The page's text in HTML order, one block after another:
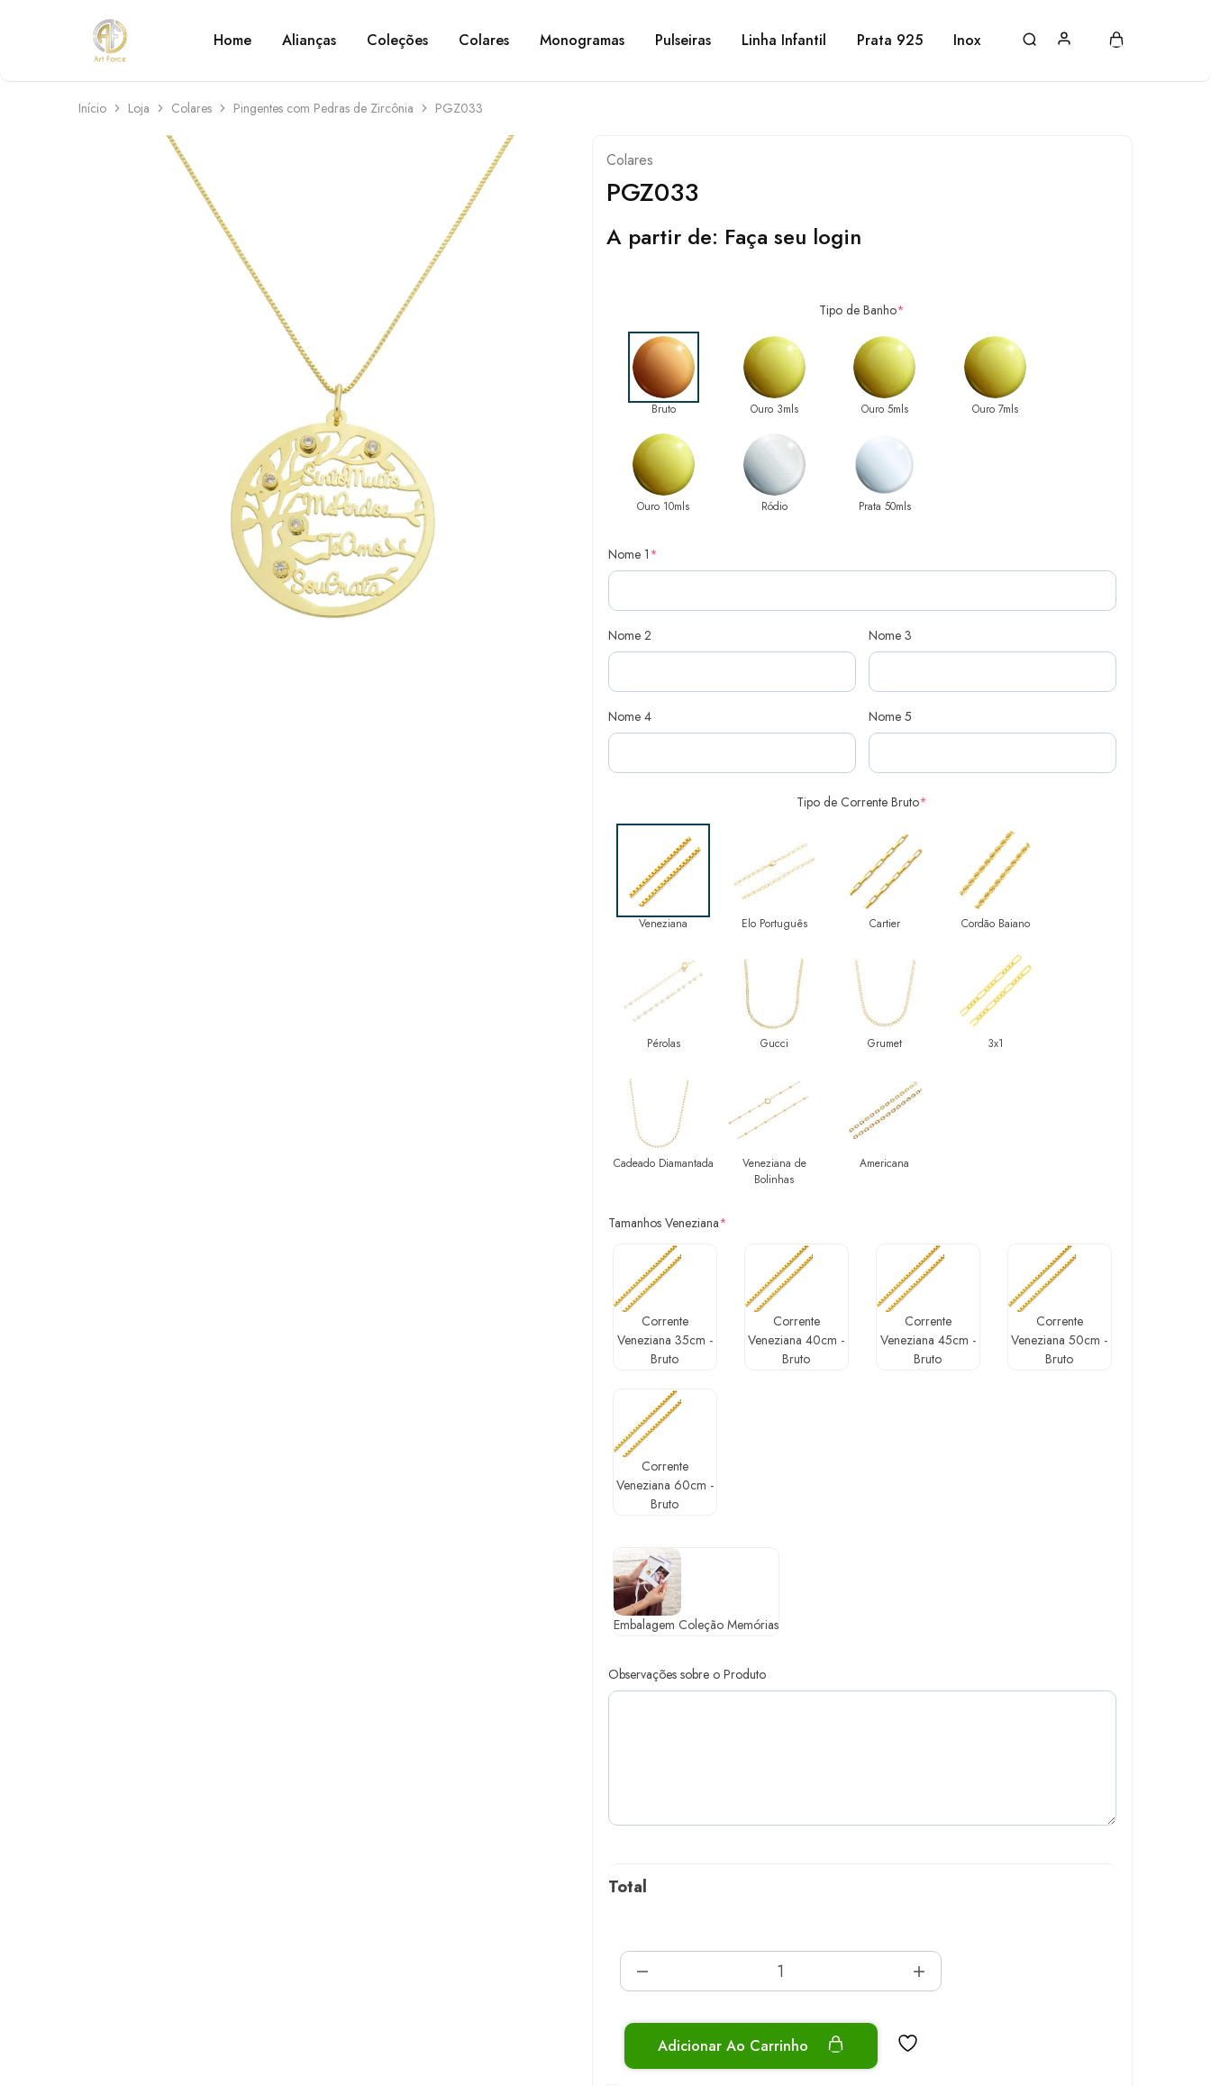
Art
Force
Semijoias
personalizadas
Home Alianças Coleções Colares Monogramas Pulseiras Linha Infantil Prata 925 Inox
Início Loja Colares Pingentes com Pedras de Zircônia PGZ033
Colares
PGZ033
A partir de: Faça seu login
Tipo de Banho*
Bruto Ouro 3mls Ouro 5mls Ouro 7mls
Ouro 10mls Ródio Prata 50mls
Nome 1*
Nome 2 Nome 3
Nome 4 Nome 5
Tipo de Corrente Bruto*
Veneziana Elo Português Cartier Cordão Baiano
Pérolas Gucci Grumet 3x1
Cadeado Diamantada
Veneziana de
Bolinhas
Americana
Tamanhos Veneziana*
Corrente
Veneziana 35cm -
Bruto
Corrente
Veneziana 40cm -
Bruto
Corrente
Veneziana 45cm -
Bruto
Corrente
Veneziana 50cm -
Bruto
Corrente
Veneziana 60cm -
Bruto
Embalagem Coleção Memórias
Observações sobre o Produto
Total
Adicionar Ao Carrinho